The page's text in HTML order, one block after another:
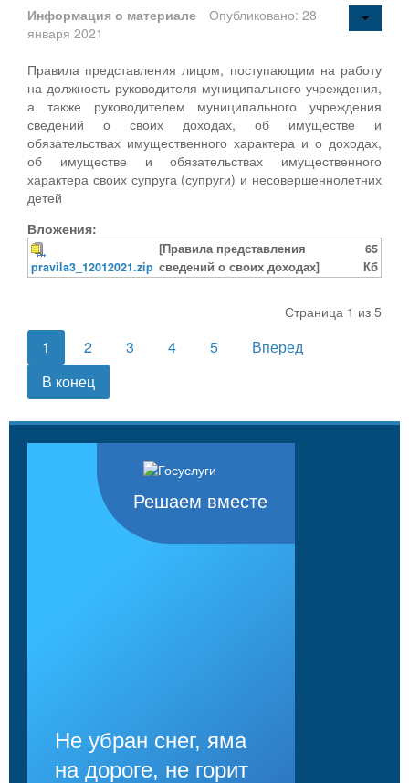
Информация о материале
Опубликовано: 28
января 2021
Правила представления лицом, поступающим на работу
на должность руководителя муниципального учреждения,
а также руководителем муниципального учреждения
сведений о своих доходах, об имуществе и
обязательствах имущественного характера и о доходах,
об имуществе и обязательствах имущественного
характера своих супруга (супруги) и несовершеннолетних
детей
Вложения:
pravila3_12012021.zip
[Правила представления
сведений о своих доходах]
65
Кб
Страница 1 из 5
1 2 3 4 5
Вперед
В конец
Решаем вместе
Не убран снег, яма
на дороге, не горит